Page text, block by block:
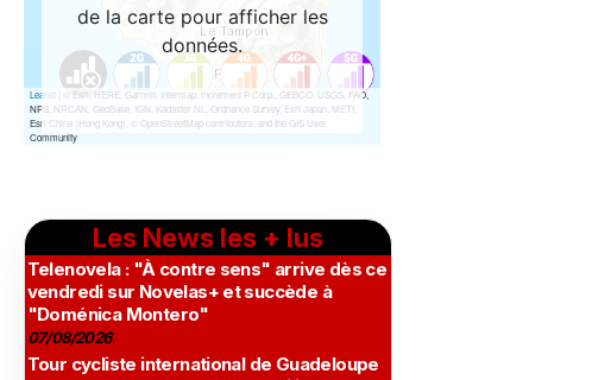
Les News les + lus
Telenovela : "À contre sens" arrive dès ce
vendredi sur Novelas+ et succède à
"Doménica Montero"
07/08/2026
Tour cycliste international de Guadeloupe